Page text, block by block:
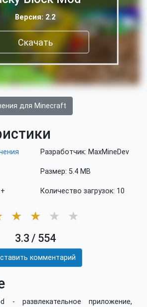
Версия: 2.2
Скачать
для Minecraft
Разработчик: MaxMineDev
Размер: 5.4 MB
Количество загрузок: 10
★ ★ ★ ★
3.3 / 554
комментарий
- развлекательное приложение,